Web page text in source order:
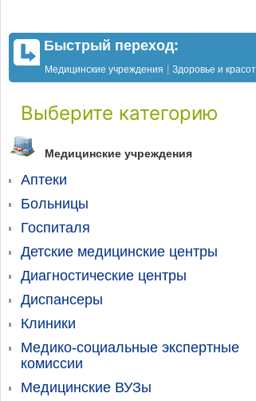
Быстрый переход:
Медицинские учреждения Здоровье и
Выберите категорию
Медицинские учреждения
Аптеки
Больницы
Госпиталя
Детские медицинские центры
Диагностические центры
Диспансеры
Клиники
Медико-социальные экспертные
комиссии
Медицинские ВУЗы